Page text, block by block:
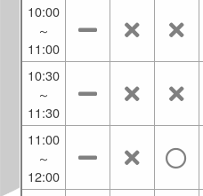
10:00
～
11:00
10:30
～
11:30
11:00
～
12:00